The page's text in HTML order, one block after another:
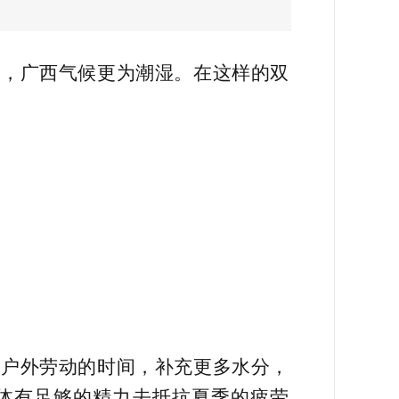
广西气候更为潮湿。在这样的双
外劳动的时间，补充更多水分，